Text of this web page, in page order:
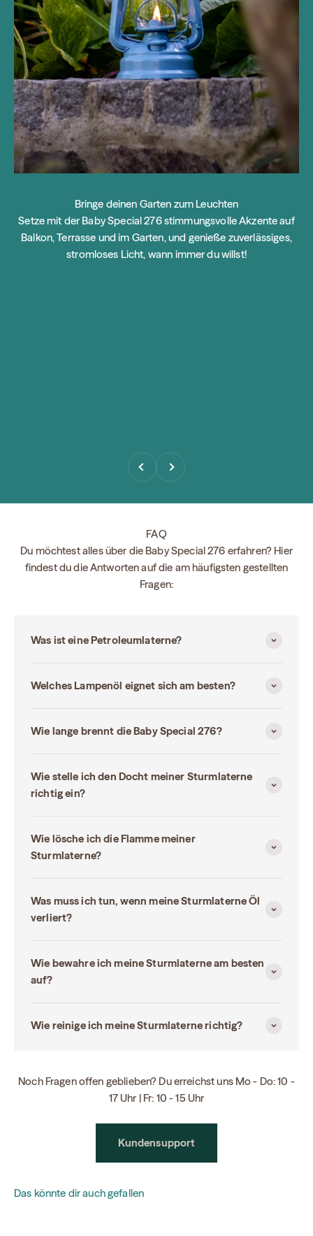
Bringe deinen Garten zum Leuchten
Setze mit der Baby Special 276 stimmungsvolle Akzente auf
Balkon, Terrasse und im Garten, und genieße zuverlässiges,
stromloses Licht, wann immer du willst!
Précédent
Suivant
FAQ
Du möchtest alles über die Baby Special 276 erfahren? Hier
findest du die Antworten auf die am häufigsten gestellten
Fragen:
Was ist eine Petroleumlaterne?
Welches Lampenöl eignet sich am besten?
Wie lange brennt die Baby Special 276?
Wie stelle ich den Docht meiner Sturmlaterne
richtig ein?
Wie lösche ich die Flamme meiner
Sturmlaterne?
Was muss ich tun, wenn meine Sturmlaterne Öl
verliert?
Wie bewahre ich meine Sturmlaterne am besten
auf?
Wie reinige ich meine Sturmlaterne richtig?
Noch Fragen offen geblieben? Du erreichst uns Mo - Do: 10 -
17 Uhr | Fr: 10 - 15 Uhr
Kundensupport
Das könnte dir auch gefallen